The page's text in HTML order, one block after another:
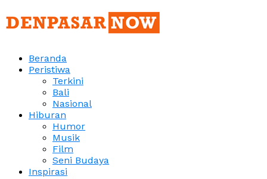
Beranda
Peristiwa
Terkini
Bali
Nasional
Hiburan
Humor
Musik
Film
Seni Budaya
Inspirasi